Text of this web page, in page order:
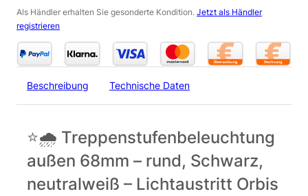
Als Händler erhalten Sie gesonderte Kondition. Jetzt als Händler
registrieren
Beschreibung Technische Daten
⭐🌧️ Treppenstufenbeleuchtung
außen 68mm – rund, Schwarz,
neutralweiß – Lichtaustritt Orbis